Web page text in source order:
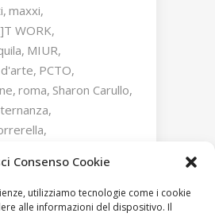
Consenso Cookie
utilizziamo tecnologie come i cookie
alle informazioni del dispositivo. Il
maxxi
WORK
MIUR
PCTO
roma Sharon Carullo
Zaha Hadid